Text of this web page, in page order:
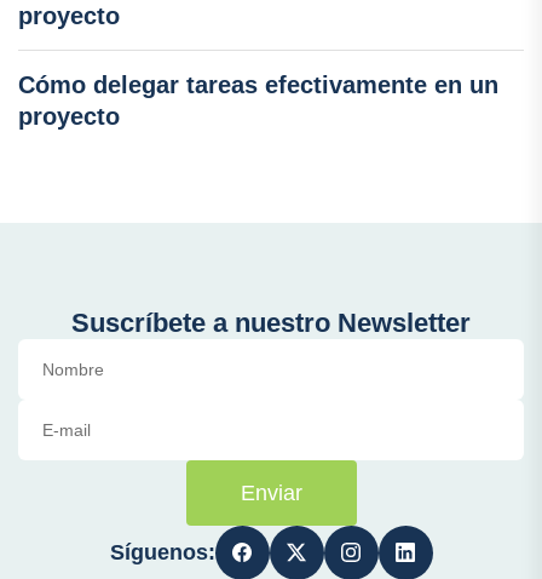
proyecto
Cómo delegar tareas efectivamente en un
proyecto
Suscríbete a nuestro Newsletter
Enviar
Síguenos: